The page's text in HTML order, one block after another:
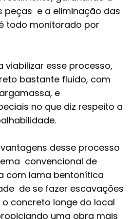
peças e a eliminação das
todo monitorado por
viabilizar esse processo,
bastante fluido, com
e
no que diz respeito a
desse processo
convencional de
com lama bentonítica
de se fazer escavações
o concreto longe do local
uma obra mais